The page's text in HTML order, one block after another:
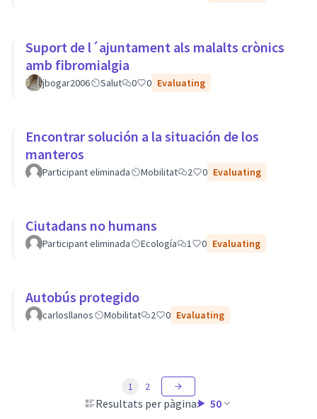
Suport de l´ajuntament als malalts crònics
amb fibromialgia
jbogar2006 Salut 0 0 Evaluating
Encontrar solución a la situación de los
manteros
Participant eliminada Mobilitat 2 0 Evaluating
Ciutadans no humans
Participant eliminada Ecología 1 0 Evaluating
Autobús protegido
carlosllanos Mobilitat 2 0 Evaluating
Resultats per pàgina: 50
1 2